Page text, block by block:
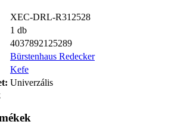
XEC-DRL-R312528
1 db
4037892125289
Bürstenhaus Redecker
Kefe
Univerzális